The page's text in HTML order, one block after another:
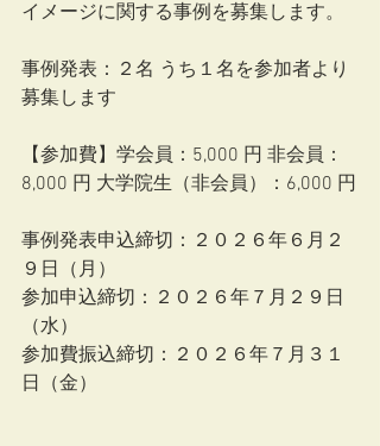
イメージに関する事例を募集します。
事例発表：２名 うち１名を参加者より
募集します
【参加費】学会員：5,000 円 非会員：
8,000 円 大学院生（非会員）：6,000 円
事例発表申込締切：２０２６年６月２
９日（月）
参加申込締切：２０２６年７月２９日
（水）
参加費振込締切：２０２６年７月３１
日（金）